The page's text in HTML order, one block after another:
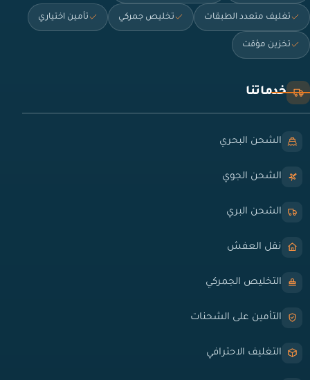
تغليف متعدد الطبقات تخليص جمركي تأمين اختياري
تخزين مؤقت
خدماتنا
الشحن البحري
الشحن الجوي
الشحن البري
نقل العفش
التخليص الجمركي
التأمين على الشحنات
التغليف الاحترافي